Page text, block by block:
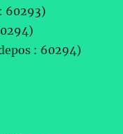
60293)
: 60294)